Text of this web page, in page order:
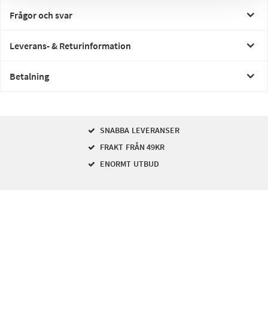
Frågor och svar
Leverans- & Returinformation
Betalning
SNABBA LEVERANSER
FRAKT FRÅN 49KR
ENORMT UTBUD